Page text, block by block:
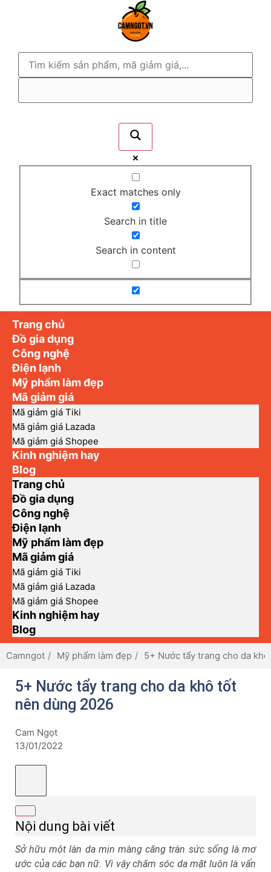
Exact matches only
Search in title
Search in content
Trang chủ
Đồ gia dụng
Công nghệ
Điện lạnh
Mỹ phẩm làm đẹp
Mã giảm giá
Mã giảm giá Tiki
Mã giảm giá Lazada
Mã giảm giá Shopee
Kinh nghiệm hay
Blog
Trang chủ
Đồ gia dụng
Công nghệ
Điện lạnh
Mỹ phẩm làm đẹp
Mã giảm giá
Mã giảm giá Tiki
Mã giảm giá Lazada
Mã giảm giá Shopee
Kinh nghiệm hay
Blog
Camngot Mỹ phẩm làm đẹp 5+ Nước tẩy trang cho da
5+ Nước tẩy trang cho da khô tốt
nên dùng 2026
Cam Ngọt
13/01/2022
Nội dung bài viết
Sở hữu một làn da mịn màng căng tràn sức sống là mơ
ước của các bạn nữ. Vì vậy chăm sóc da mặt luôn là vấn